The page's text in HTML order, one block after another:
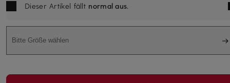
Dieser Artikel fällt normal aus.
Bitte Größe wählen